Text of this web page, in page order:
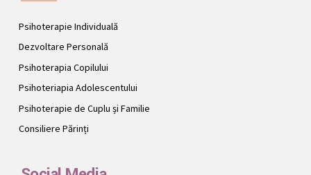
Psihoterapie Individuală
Dezvoltare Personală
Psihoterapia Copilului
Psihoteriapia Adolescentului
Psihoterapie de Cuplu și Familie
Consiliere Părinți